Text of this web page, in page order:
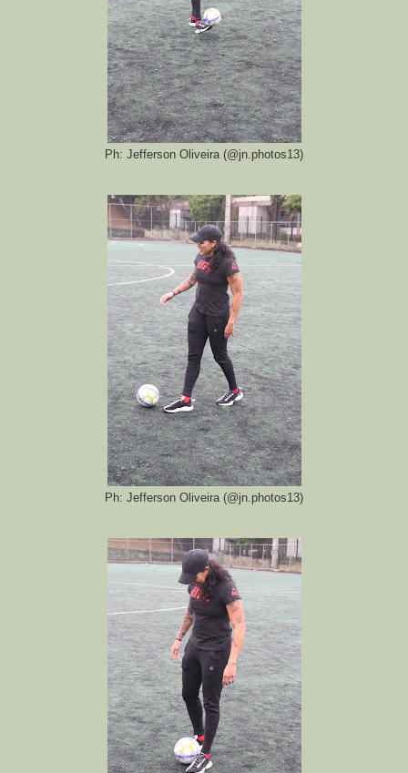
Ph: Jefferson Oliveira (@jn.photos13)
Ph: Jefferson Oliveira (@jn.photos13)